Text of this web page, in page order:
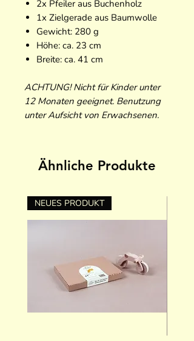
2x Pfeiler aus Buchenholz
1x Zielgerade aus Baumwolle
Gewicht: 280 g
Höhe: ca. 23 cm
Breite: ca. 41 cm
ACHTUNG! Nicht für Kinder unter
12 Monaten geeignet. Benutzung
unter Aufsicht von Erwachsenen.
Ähnliche Produkte
NEUES PRODUKT